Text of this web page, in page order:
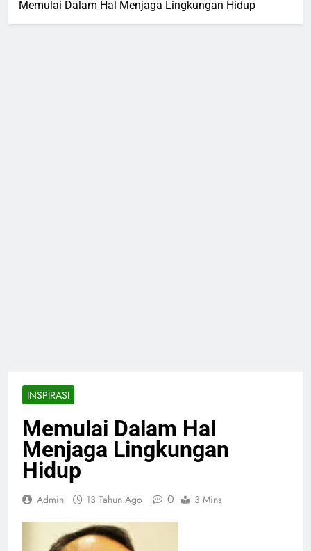
Memulai Dalam Hal Menjaga Lingkungan Hidup
INSPIRASI
Memulai Dalam Hal
Menjaga Lingkungan
Hidup
Admin 13 Tahun Ago 0 3 Mins